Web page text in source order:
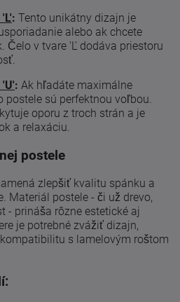
: Tento unikátny dizajn je
alebo ak chcete
v tvare 'L' dodáva priestoru
: Ak hľadáte maximálne
postele sú perfektnou voľbou.
oporu z troch strán a je
a relaxáciu.
postele
zlepšiť kvalitu spánku a
Materiál postele - či už drevo,
- prináša rôzne estetické aj
je potrebné zvážiť dizajn,
s lamelovým roštom